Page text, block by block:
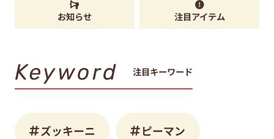
お知らせ 注目アイテム
Keyword 注目キーワード
ズッキーニ ピーマン